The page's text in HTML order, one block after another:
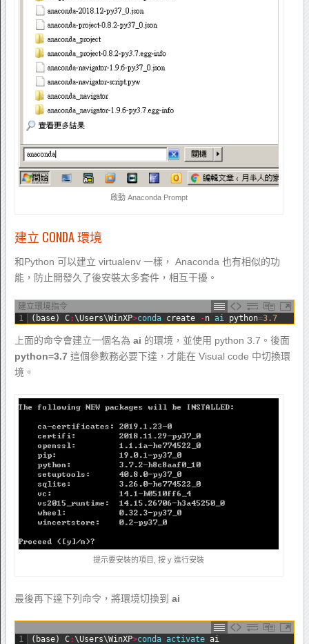
啟動 Anaconda Prompt
建立 CONDA 環境
和Python 可以建立 virtualenv 一樣， Anaconda 也有相似的功
能，防止開發久了後安裝太多套件，相互干擾。
建立環境指令
1
( base) C:\Users\WinXP>conda create -n ai python=3.7
上面的命令會建立一個名為 ai 的環境，並使用 python 3.7。後面
python=3.7這個參數務必要下達，才能在 Visual code 中切換環
境。
提示要安裝的項目, 按 y 進行安裝
最後再下達下列命令，將環境切換到 ai
1 ( base) C:\Users\WinXP>conda activate ai